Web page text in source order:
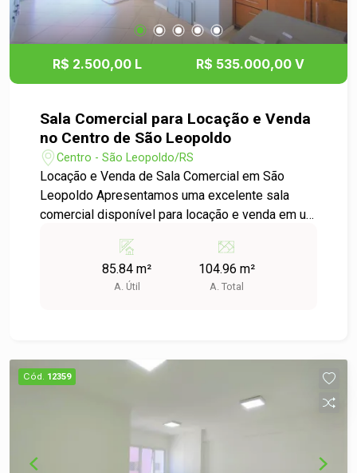
R$ 2.500,00 L R$ 535.000,00 V
Sala Comercial para Locação e Venda
no Centro de São Leopoldo
Centro - São Leopoldo/RS
Locação e Venda de Sala Comercial em São
Leopoldo Apresentamos uma excelente sala
comercial disponível para locação e venda em um
Localizada no coração do Centro, essa sala é
ideal para você que busca um espaço versátil
para o seu negócio. Características do Imóvel: -
público, garantindo fácil acesso e visibilidade
para sua empresa. - Flexibilidade de Uso:
Perfeita para escritórios, consultórios, agências
ou qualquer outro tipo de negócio que exija um
espaço bem localizado e funcional. Não perca
essa chance de investir no seu negócio ou
85.84 m²
A. Útil
104.96 m²
A. Total
Cód. 12359